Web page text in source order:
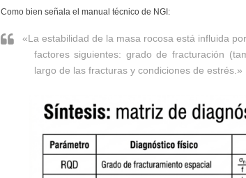
Como bien señala el manual técnico de NGI:
«La estabilidad de la masa rocosa está influida
factores siguientes: grado de fracturación
largo de las fracturas y condiciones de estrés.»